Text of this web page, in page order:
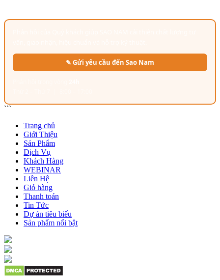
✎ Gửi yêu cầu đến Sao Nam
```
Trang chủ
Giới Thiệu
Sản Phẩm
Dịch Vụ
Khách Hàng
WEBINAR
Liên Hệ
Giỏ hàng
Thanh toán
Tin Tức
Dự án tiêu biểu
Sản phẩm nổi bật